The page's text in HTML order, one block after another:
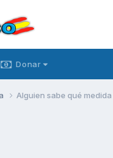
Donar
Alguien sabe qué